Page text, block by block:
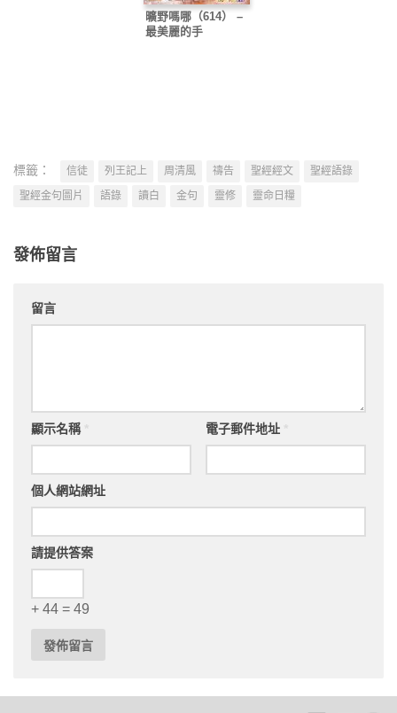
曠野嗎哪（614） –
最美麗的手
標籤： 信徒 列王記上 周清風 禱告 聖經經文
聖經語錄
聖經金句圖片
語錄 讀白 金句 靈修 靈命日糧
發佈留言
留言
顯示名稱 電子郵件地址
個人網站網址
請提供答案
+ 44 = 49